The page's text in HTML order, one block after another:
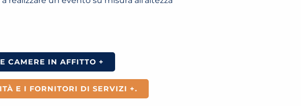
CAMERE IN AFFITTO +
E I FORNITORI DI SERVIZI +.